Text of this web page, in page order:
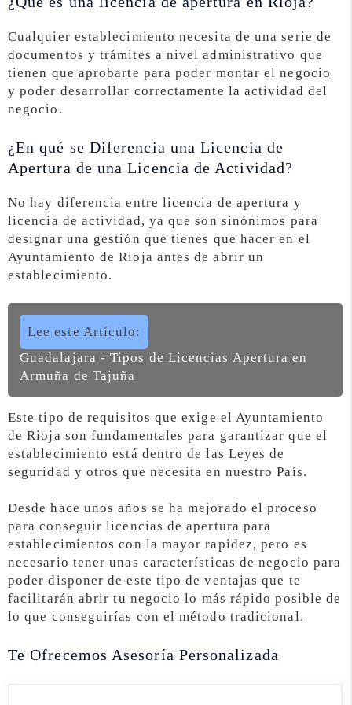
Cualquier establecimiento necesita de una serie de
documentos y trámites a nivel administrativo que
tienen que aprobarte para poder montar el negocio
y poder desarrollar correctamente la actividad del
negocio.
¿En qué se Diferencia una Licencia de
Apertura de una Licencia de Actividad?
No hay diferencia entre licencia de apertura y
licencia de actividad, ya que son sinónimos para
designar una gestión que tienes que hacer en el
Ayuntamiento de Rioja antes de abrir un
establecimiento.
Lee este Artículo:
Guadalajara - Tipos de Licencias Apertura en
Armuña de Tajuña
Este tipo de requisitos que exige el Ayuntamiento
de Rioja son fundamentales para garantizar que el
establecimiento está dentro de las Leyes de
seguridad y otros que necesita en nuestro País.
Desde hace unos años se ha mejorado el proceso
para conseguir licencias de apertura para
establecimientos con la mayor rapidez, pero es
necesario tener unas características de negocio para
poder disponer de este tipo de ventajas que te
facilitarán abrir tu negocio lo más rápido posible de
lo que conseguirías con el método tradicional.
Te Ofrecemos Asesoría Personalizada